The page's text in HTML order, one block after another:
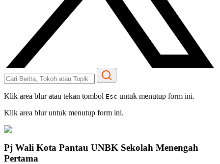
Klik area blur atau tekan tombol Esc untuk menutup form ini.
Klik area blur untuk menutup form ini.
Pj Wali Kota Pantau UNBK Sekolah Menengah
Pertama